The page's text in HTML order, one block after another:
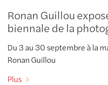
Ronan Guillou
biennale de la
Du 3 au 30 septembre à la
Ronan Guillou
Plus